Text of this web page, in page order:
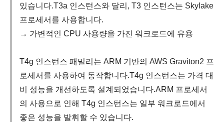
있습니다.T3a 인스턴스와 달리, T3 인스턴스는 Skylake
프로세서를 사용합니다.
→ 가변적인 CPU 사용량을 가진 워크로드에 유용
T4g 인스턴스 패밀리는 ARM 기반의 AWS Graviton2 프
로세서를 사용하여 동작합니다.T4g 인스턴스는 가격 대
비 성능을 개선하도록 설계되었습니다.ARM 프로세서
의 사용으로 인해 T4g 인스턴스는 일부 워크로드에서
좋은 성능을 발휘할 수 있습니다.